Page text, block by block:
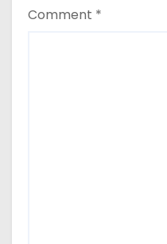
Comment *